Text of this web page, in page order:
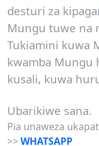
desturi za
Mungu tuwe na
Tukiamini kuwa
kwamba Mungu
kusali, kuwa
Ubarikiwe sana.
Pia unaweza
>>WHATSAPP